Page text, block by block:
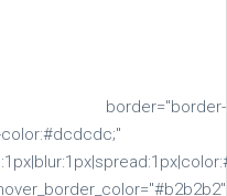
border="border-
color:#dcdcdc;"